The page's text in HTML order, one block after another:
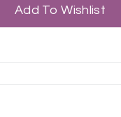
Add To Wishlist